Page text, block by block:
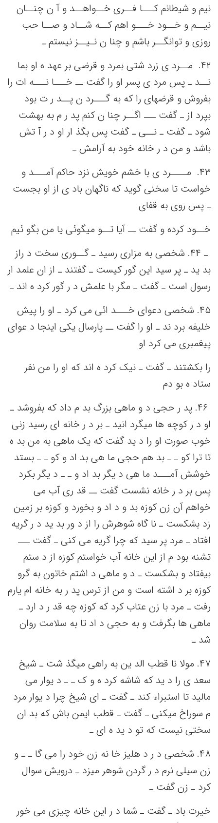
نیم‌ و شیطانم‌ کـــا فــری خــواهــد و آ ن چنــان
نیــم‌ و خــود خـــو اهم‌ کــه‌ شــاد و صــا حب‌
روزی و توانگــر باشم‌ و چنا ن نـیــز نیستم‌ ـ
۴٢. ‌ مــرد ی زرد شتی‌ بمرد و قرضی‌ بر عهد ه او بما
نــد ـ پس‌ مرد ی پسر او را گفت‌ ــ خـــا نـــه‌ ات را
بفروش و قرضهای را که‌ به‌ گـــرد ن پــد ر ت بود
بپرد از ـ گفت‌ ـــ اگــر چنا ن کنم‌ پد ر م به‌ بهشت‌
شود ـ گفت‌ ـ نــی‌ ـ گفت‌ پس‌ بگذ ار او د ر آ تش‌
باشد و من‌ د ر خانه‌ خود به‌ آرامش‌ ـ
۴٣. مــــرد ی با خشم‌ خویش‌ نزد حاکم‌ آمـــد و
خواست‌ تا سخنی‌ گوید که‌ ناگهان باد ی از او بجست‌
ـ پس‌ روی به‌ قفای
خــود کرده و گفت‌ ــ آیا تــو میگوئی‌ یا من‌ بگو ئیم
‌ ـ ۴۴. شخصی‌ به‌ مزاری رسید ـ گــوری سخت‌ د راز
بد ید ـ پر سید این‌ گور کیست‌ ـ گفتند ـ از ان علمد ار
رسول است‌ ـ گفت‌ ـ مگر با علمش‌ د ر گور کرد ه اند ـ
۴۵. شخصی‌ دعوای خـــد ائی‌ می‌ کرد ـ او را پیش‌
خلیفه‌ برد ند ـ او را گفت‌ ــ پارسال یکی‌ اینجا د عوای
پیغمبری می‌ کرد او
را بکشتند ـ گفت‌ ـ نیک‌ کرد ه اند که‌ او را من‌ نفر
ستاد ه بو دم
۴۶. پد ر حجی‌ د و ماهی‌ بزرگ بد م داد که‌ بفروشد ـ
او د ر کوچه‌ ها میگرد انید ـ بر د ر خانه‌ ای رسید زنی‌
خوب صورت او را د ید گفت‌ که‌ یک‌ ماهی‌ به‌ من‌ بد ه
تا ترا کو ـ ـ بد هم‌ حجی‌ ما هی‌ بد اد و کو ـ ـ بستد
خوشش‌ آمـــد ما هی‌ د یگر بد اد و ـ ـ د یگر بکرد
پس‌ بر د ر خانه‌ نشست‌ گفت‌ ــ قد ری آب می‌
خواهم‌ آن زن کوزه بد و د اد و بخورد و کوزه بر زمین‌
زد بشکست‌ ـ نا گاه شوهرش را از د ور بد ید د ر گریه‌
افتاد ـ مرد پر سید که‌ چرا گریه‌ می‌ کنی‌ ـ گفت‌ ـــ
تشنه‌ بود م از این‌ خانه‌ آب خواستم‌ کوزه از د ستم‌
بیفتاد و بشکست‌ ـ د و ماهی‌ د اشتم‌ خاتون به‌ گرو
کوزه بر د اشته‌ است‌ و من‌ از ترس پد ر به‌ خانه‌ ام‌ یارم
رفت‌ ـ مرد با زن عتاب کرد که‌ کوزه چه‌ قد ر د ارد ـ
ماهی‌ ها بگرفت‌ و به‌ حجی‌ د اد تا به‌ سلامت‌ روان
شد ـ
۴٧. مولا نا قطب‌ الد ین‌ به‌ راهی‌ میگذ شت‌ ـ شیخ‌
سعد ی را د ید که‌ شاشه‌ کرد ه و ک ـ ـ د یوار می‌
مالید تا استبراء کند ـ گفت‌ ـ ای شیخ‌ چرا د یوار مرد
م سوراخ میکنی‌ ـ گفت‌ ـ قطب‌ ایمن‌ باش که‌ بد ان
سختی‌ نیست‌ که‌ تو د ید ه ای ـ
۴٨. شخصی‌ د ر د هلیز خا نه‌ زن خود را می‌ گا ـ ـ و
زن سیلی‌ نرم د ر گردن شوهر میزد ـ درویش‌ سوال
کرد ـ زن گفت‌ ـ
خیرت باد ـ گفت‌ ـ شما د ر این‌ خانه‌ چیزی می‌ خور